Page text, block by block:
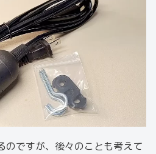
のですが、後々のことも考えて